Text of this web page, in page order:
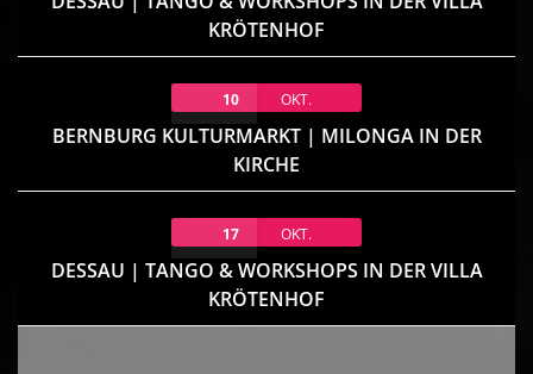
KRÖTENHOF
10 OKT.
BERNBURG KULTURMARKT | MILONGA IN DER
KIRCHE
17 OKT.
DESSAU | TANGO & WORKSHOPS IN DER VILLA
KRÖTENHOF